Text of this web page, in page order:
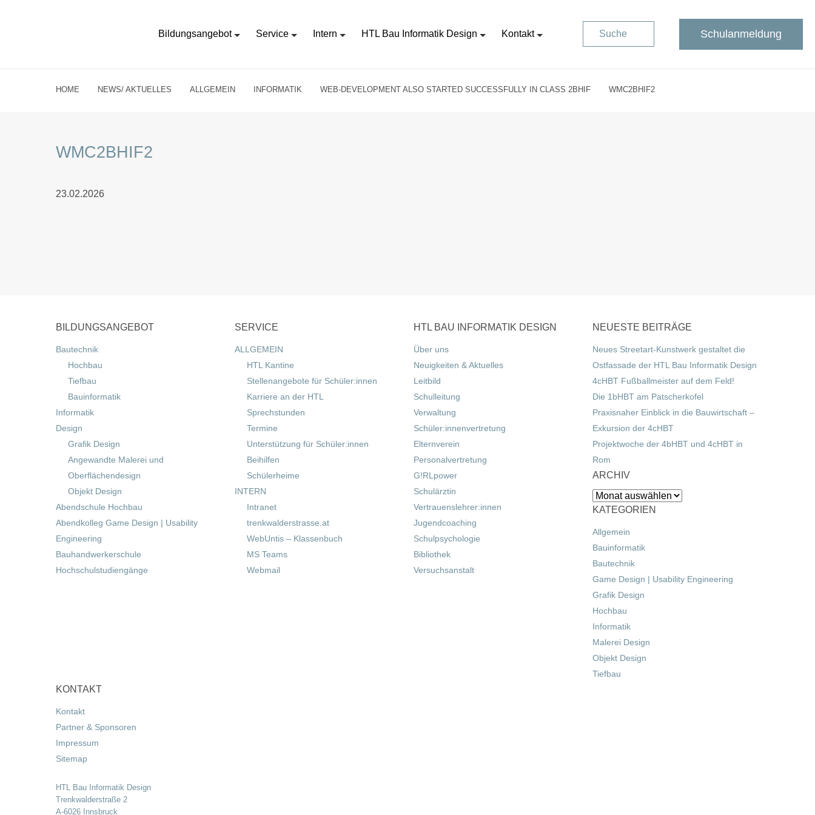
Bildungsangebot Service Intern HTL Bau Informatik Design Kontakt Suche Schulanmeldung
HOME NEWS/ AKTUELLES ALLGEMEIN INFORMATIK WEB-DEVELOPMENT ALSO STARTED SUCCESSFULLY IN CLASS 2BHIF WMC2BHIF2
WMC2BHIF2
23.02.2026
BILDUNGSANGEBOT
Bautechnik
Hochbau
Tiefbau
Bauinformatik
Informatik
Design
Grafik Design
Angewandte Malerei und
Oberflächendesign
Objekt Design
Abendschule Hochbau
Abendkolleg Game Design | Usability
Engineering
Bauhandwerkerschule
Hochschulstudiengänge
SERVICE
ALLGEMEIN
HTL Kantine
Stellenangebote für Schüler:innen
Karriere an der HTL
Sprechstunden
Termine
Unterstützung für Schüler:innen
Beihilfen
Schülerheime
INTERN
Intranet
trenkwalderstrasse.at
WebUntis – Klassenbuch
MS Teams
Webmail
HTL BAU INFORMATIK DESIGN
Über uns
Neuigkeiten & Aktuelles
Leitbild
Schulleitung
Verwaltung
Schüler:innenvertretung
Elternverein
Personalvertretung
G!RLpower
Schulärztin
Vertrauenslehrer:innen
Jugendcoaching
Schulpsychologie
Bibliothek
Versuchsanstalt
NEUESTE BEITRÄGE
Neues Streetart-Kunstwerk gestaltet die
Ostfassade der HTL Bau Informatik Design
4cHBT Fußballmeister auf dem Feld!
Die 1bHBT am Patscherkofel
Praxisnaher Einblick in die Bauwirtschaft –
Exkursion der 4cHBT
Projektwoche der 4bHBT und 4cHBT in
Rom
ARCHIV
Archiv
KATEGORIEN
Allgemein
Bauinformatik
Bautechnik
Game Design | Usability Engineering
Grafik Design
Hochbau
Informatik
Malerei Design
Objekt Design
Tiefbau
KONTAKT
Kontakt
Partner & Sponsoren
Impressum
Sitemap
HTL Bau Informatik Design
Trenkwalderstraße 2
A-6026 Innsbruck